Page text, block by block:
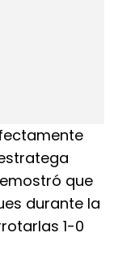
que
durante la
1-0